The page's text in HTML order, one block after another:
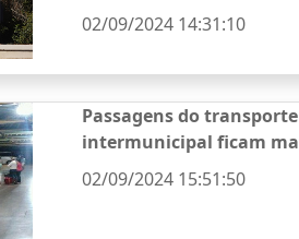
02/09/2024 14:31:10
Passagens do
intermunicipal ficam
02/09/2024 15:51:50